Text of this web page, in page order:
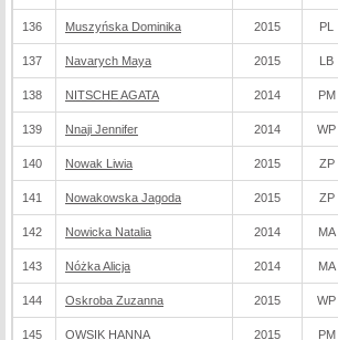
136 Muszyńska Dominika 2015 PL
137 Navarych Maya 2015 LB
138 NITSCHE AGATA 2014 PM
139 Nnaji Jennifer 2014 WP
140 Nowak Liwia 2015 ZP
141 Nowakowska Jagoda 2015 ZP
142 Nowicka Natalia 2014 MA
143 Nóżka Alicja 2014 MA
144 Oskroba Zuzanna 2015 WP
145 OWSIK HANNA 2015 PM